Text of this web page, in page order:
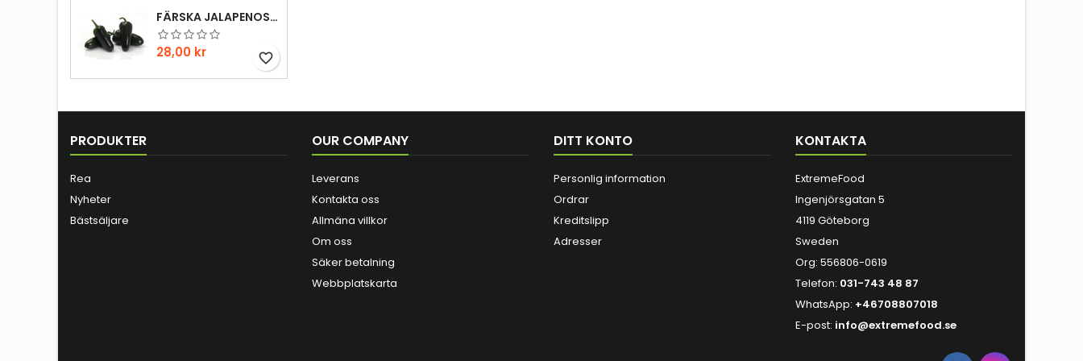
FÄRSKA JALAPENOS 1HG
Pris
28,00 kr favorite_border
PRODUKTER
Rea
Nyheter
Bästsäljare
OUR COMPANY
Leverans
Kontakta oss
Allmäna villkor
Om oss
Säker betalning
Webbplatskarta
DITT KONTO
Personlig information
Ordrar
Kreditslipp
Adresser
KONTAKTA
ExtremeFood
Ingenjörsgatan 5
4119 Göteborg
Sweden
Org: 556806-0619
Telefon: 031-743 48 87
WhatsApp: +46708807018
E-post: info@extremefood.se